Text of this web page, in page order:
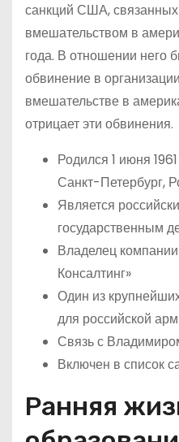
санкций США, связанных
вмешательством в
года. В отношении него
обвинение в
вмешательстве в
отрицает эти обвинения.
Родился 1 июня
Санкт-Петербург,
Является
государственным
Владелец
Консалтинг»
Один из
для российской
Связь с
Включен в список
Ранняя